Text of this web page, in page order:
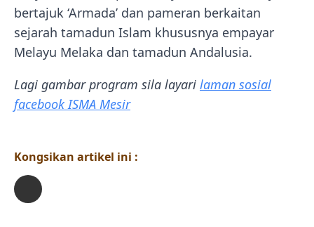
bertajuk ‘Armada’ dan pameran berkaitan
sejarah tamadun Islam khususnya empayar
Melayu Melaka dan tamadun Andalusia.
Lagi gambar program sila layari laman sosial
facebook ISMA Mesir
Kongsikan artikel ini :